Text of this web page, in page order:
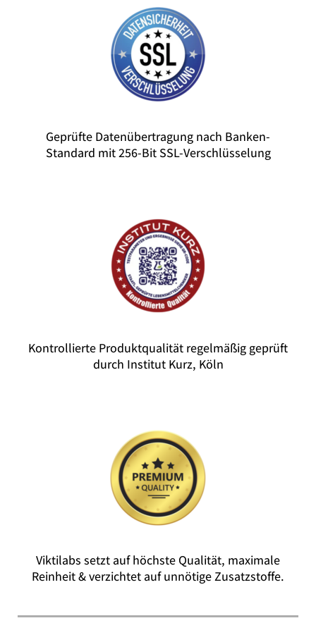
Geprüfte Datenübertragung nach Banken-
Standard mit 256-Bit SSL-Verschlüsselung
Kontrollierte Produktqualität regelmäßig geprüft
durch Institut Kurz, Köln
Viktilabs setzt auf höchste Qualität, maximale
Reinheit & verzichtet auf unnötige Zusatzstoffe.